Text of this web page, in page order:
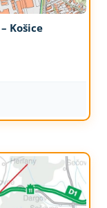
Košice